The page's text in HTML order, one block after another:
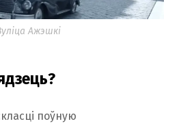
Ажэшкі
поўную